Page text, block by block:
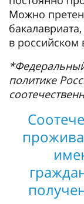
Можно
в российском
политике